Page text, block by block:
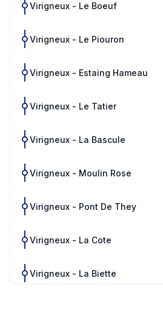
Virigneux - Le Boeuf
Virigneux - Le Piouron
Virigneux - Estaing Hameau
Virigneux - Le Tatier
Virigneux - La Bascule
Virigneux - Moulin Rose
Virigneux - Pont De They
Virigneux - La Cote
Virigneux - La Biette